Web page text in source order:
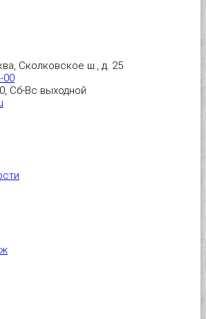
Сколковское ш., д. 25
00
Сб-Вс выходной